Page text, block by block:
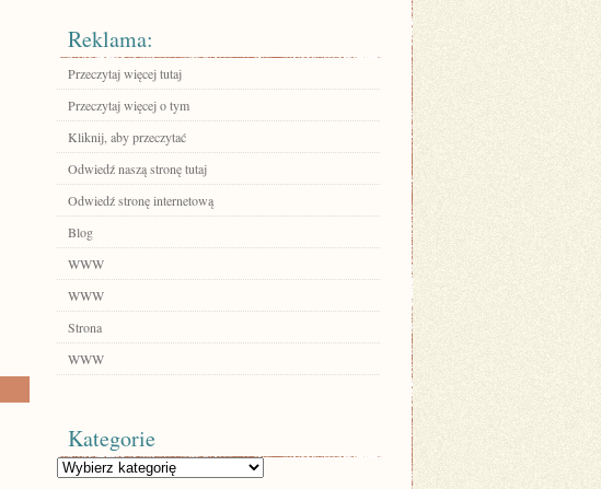
Reklama:
Przeczytaj więcej tutaj
Przeczytaj więcej o tym
Kliknij, aby przeczytać
Odwiedź naszą stronę tutaj
Odwiedź stronę internetową
Blog
WWW
WWW
Strona
WWW
Kategorie
Kategorie